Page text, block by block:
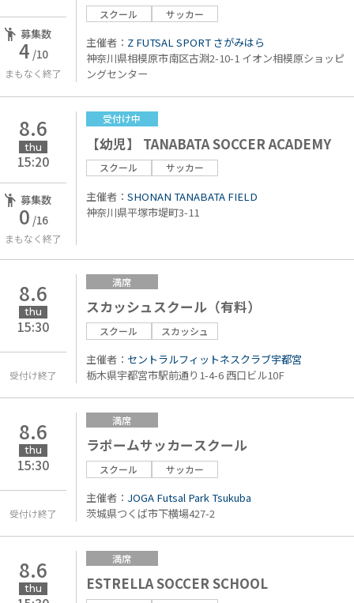
募集数
4 /10
まもなく終了
スクール サッカー
主催者： Z FUTSAL SPORT さがみはら
神奈川県相模原市南区古淵2-10-1 イオン相模原ショッピ
ングセンター
8.6
thu
15:20
募集数
0 /16
まもなく終了
受付け中
【幼児】 TANABATA SOCCER ACADEMY
スクール サッカー
主催者： SHONAN TANABATA FIELD
神奈川県平塚市堤町3-11
8.6
thu
15:30
受付け終了
満席
スカッシュスクール（有料）
スクール スカッシュ
主催者： セントラルフィットネスクラブ宇都宮
栃木県宇都宮市駅前通り1-4-6 西口ビル10F
8.6
thu
15:30
受付け終了
満席
ラポームサッカースクール
スクール サッカー
主催者： JOGA Futsal Park Tsukuba
茨城県つくば市下横場427-2
8.6
thu
満席
ESTRELLA SOCCER SCHOOL